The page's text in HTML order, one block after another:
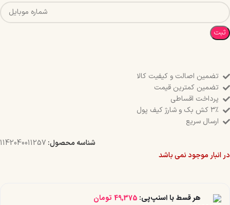
ثبت
تضمین اصالت و کیفیت کالا
تضمین کمترین قیمت
پرداخت اقساطی
۳٪ کش بک و شارژ کیف پول
ارسال سریع
شناسه محصول: 1142040011257
در انبار موجود نمی باشد
هر قسط با اسنپ‌پی: 49,375 تومان